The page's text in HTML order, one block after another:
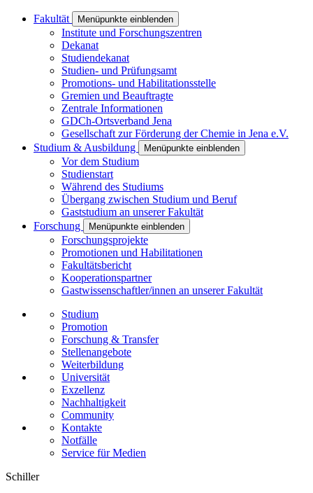
Fakultät Menüpunkte einblenden
Institute und Forschungszentren
Dekanat
Studiendekanat
Studien- und Prüfungsamt
Promotions- und Habilitationsstelle
Gremien und Beauftragte
Zentrale Informationen
GDCh-Ortsverband Jena
Gesellschaft zur Förderung der Chemie in Jena e.V.
Studium & Ausbildung
Menüpunkte einblenden
Vor dem Studium
Studienstart
Während des Studiums
Übergang zwischen Studium und Beruf
Gaststudium an unserer Fakultät
Forschung
Menüpunkte einblenden
Forschungsprojekte
Promotionen und Habilitationen
Fakultätsbericht
Kooperationspartner
Gastwissenschaftler/innen an unserer Fakultät
Studium
Promotion
Forschung & Transfer
Stellenangebote
Weiterbildung
Universität
Exzellenz
Nachhaltigkeit
Community
Kontakte
Notfälle
Service für Medien
Schiller